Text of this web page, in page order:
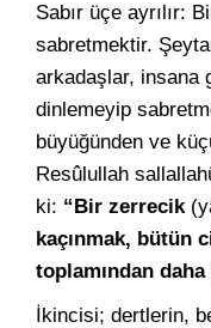
Sabır üçe ayrılır:
sabretmektir.
arkadaşlar, insana
dinlemeyip
büyüğünden ve
Resûlullah
ki: “Bir zerrecik
kaçınmak, bütün
toplamından
İkincisi; dertlerin,